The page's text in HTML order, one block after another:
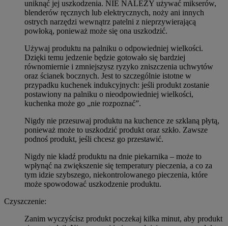
uniknąć jej uszkodzenia. NIE NALEŻY używać mikserów,
blenderów ręcznych lub elektrycznych, noży ani innych
ostrych narzędzi wewnątrz patelni z nieprzywierającą
powłoką, ponieważ może się ona uszkodzić.
Używaj produktu na palniku o odpowiedniej wielkości.
Dzięki temu jedzenie będzie gotowało się bardziej
równomiernie i zmniejszysz ryzyko zniszczenia uchwytów
oraz ścianek bocznych. Jest to szczególnie istotne w
przypadku kuchenek indukcyjnych: jeśli produkt zostanie
postawiony na palniku o nieodpowiedniej wielkości,
kuchenka może go „nie rozpoznać”.
Nigdy nie przesuwaj produktu na kuchence ze szklaną płytą,
ponieważ może to uszkodzić produkt oraz szkło. Zawsze
podnoś produkt, jeśli chcesz go przestawić.
Nigdy nie kładź produktu na dnie piekarnika – może to
wpłynąć na zwiększenie się temperatury pieczenia, a co za
tym idzie szybszego, niekontrolowanego pieczenia, które
może spowodować uszkodzenie produktu.
Czyszczenie:
Zanim wyczyścisz produkt poczekaj kilka minut, aby produkt